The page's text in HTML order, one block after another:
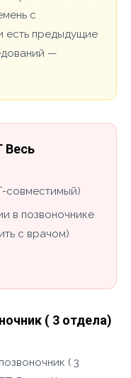
с
есть предыдущие
—
Весь
совместимый)
в позвоночнике
с врачом)
( 3 отдела)
( 3